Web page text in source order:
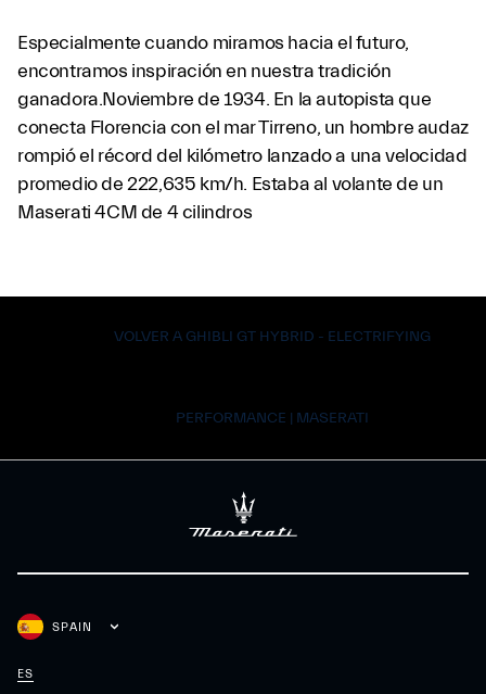
Especialmente cuando miramos hacia el futuro,
encontramos inspiración en nuestra tradición
ganadora.Noviembre de 1934. En la autopista que
conecta Florencia con el mar Tirreno, un hombre audaz
rompió el récord del kilómetro lanzado a una velocidad
promedio de 222,635 km/h. Estaba al volante de un
Maserati 4CM de 4 cilindros
VOLVER A GHIBLI GT HYBRID - ELECTRIFYING
PERFORMANCE | MASERATI
SPAIN
ES